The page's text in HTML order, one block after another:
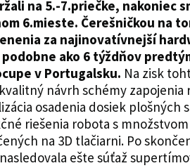
na 5.-7.priečke, nakoniec
6.mieste. Čerešničkou na
za najinovatívnejší
ako 6 týždňov
v Portugalsku. Na zisk
návrh schémy zapojenia
osadenia dosiek plošných
riešenia robota s
na 3D tlačiarni. Po
ešte súťaž